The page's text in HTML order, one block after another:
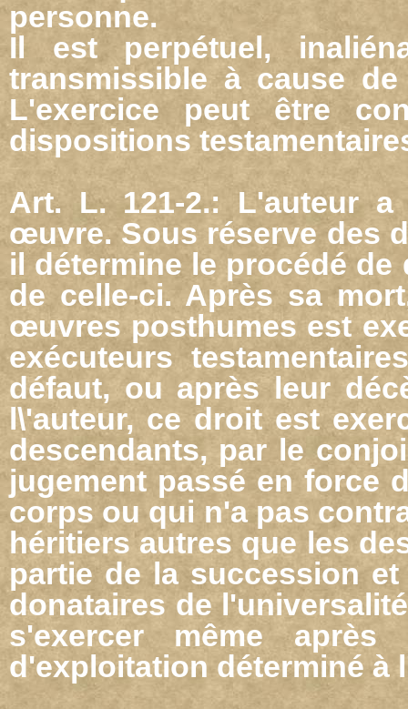
personne.
Il est perpétuel,
transmissible à cause
L'exercice peut être
dispositions
Art. L. 121-2.: L'auteur
œuvre. Sous réserve des
il détermine le procédé
de celle-ci. Après sa
œuvres posthumes est
exécuteurs
défaut, ou après leur
l\'auteur, ce droit est
descendants, par le
jugement passé en force
corps ou qui n'a pas
héritiers autres que les
partie de la succession
donataires de
s'exercer même
d'exploitation déterminé à